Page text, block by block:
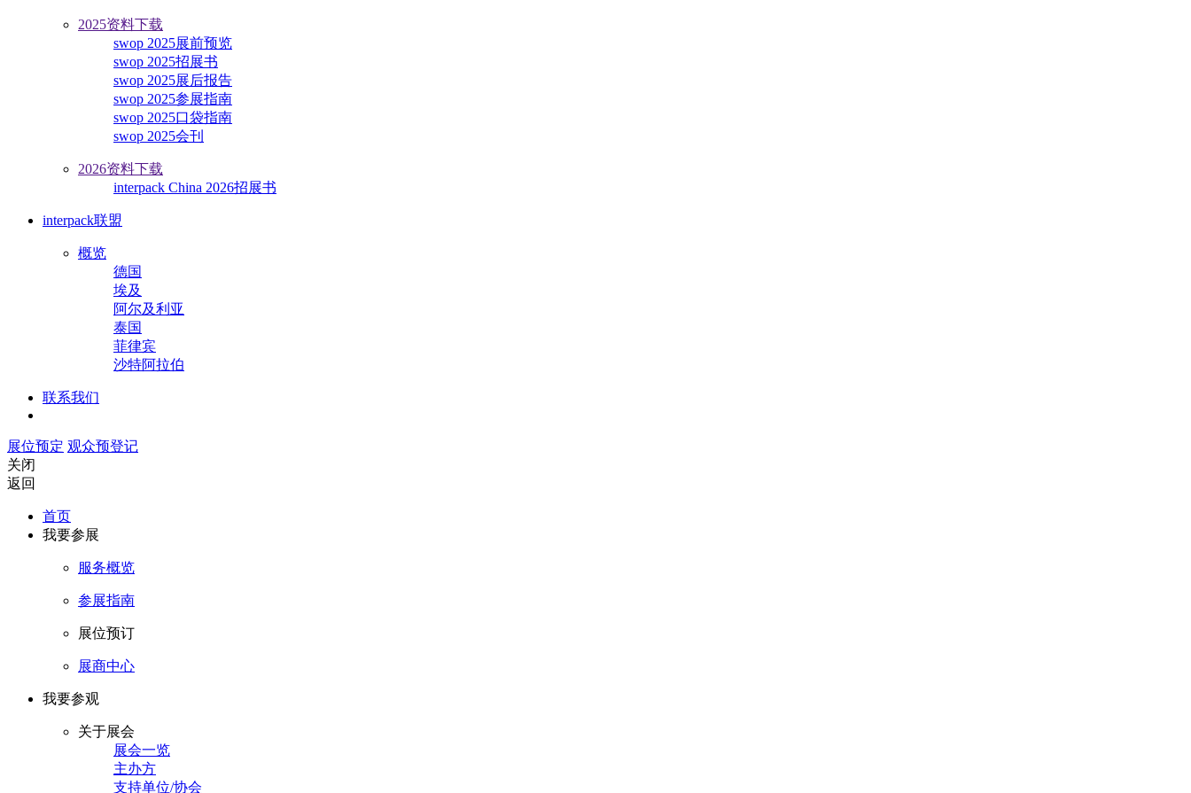
2025资料下载
swop 2025展前预览
swop 2025招展书
swop 2025展后报告
swop 2025参展指南
swop 2025口袋指南
swop 2025会刊
2026资料下载
interpack China 2026招展书
interpack联盟
概览
德国
埃及
阿尔及利亚
泰国
菲律宾
沙特阿拉伯
联系我们
展位预定 观众预登记
关闭
返回
首页
我要参展
服务概览
参展指南
展位预订
展商中心
我要参观
关于展会
展会一览
主办方
支持单位/协会